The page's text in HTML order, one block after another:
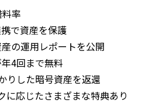
率
で資産を保護
の運用レポートを公開
4回まで無料
りした暗号資産を返還
応じたさまざまな特典あり